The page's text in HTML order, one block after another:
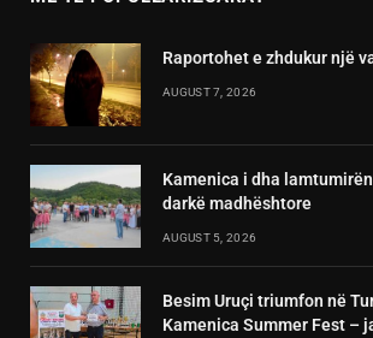
Raportohet e zhdukur një
AUGUST 7, 2026
Kamenica i dha
darkë madhështore
AUGUST 5, 2026
Besim Uruçi triumfon në
Kamenica Summer Fest –